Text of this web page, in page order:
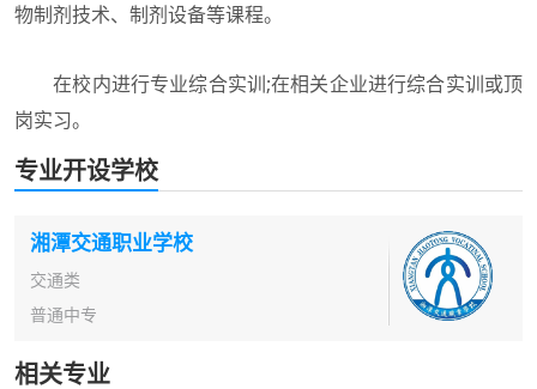
物制剂技术、制剂设备等课程。
在校内进行专业综合实训;在相关企业进行综合实训或顶
岗实习。
专业开设学校
湘潭交通职业学校
交通类
普通中专
相关专业